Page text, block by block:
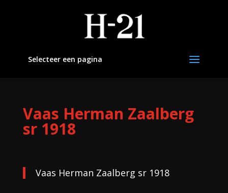
Selecteer een pagina
Vaas Herman Zaalberg
sr 1918
Vaas Herman Zaalberg sr 1918